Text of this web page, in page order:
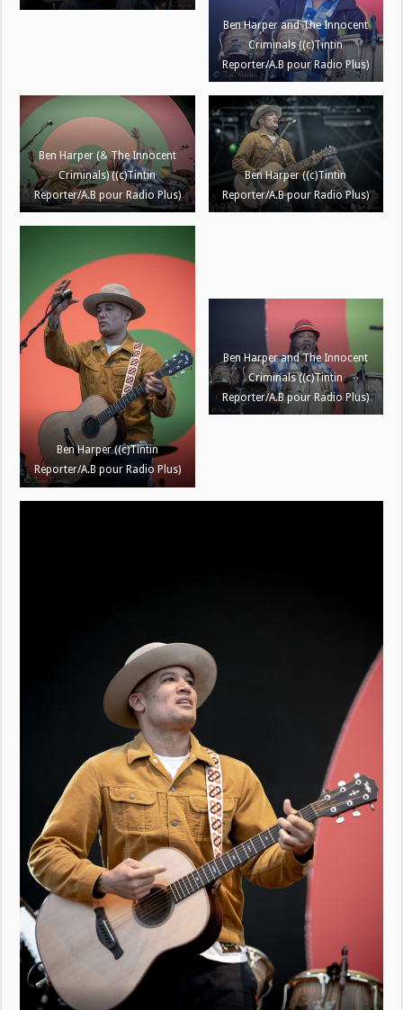
Ben Harper and The Innocent
Criminals ((c)Tintin
Reporter/A.B pour Radio Plus)
Ben Harper (& The Innocent
Criminals) ((c)Tintin
Reporter/A.B pour Radio Plus)
Ben Harper ((c)Tintin
Reporter/A.B pour Radio Plus)
Ben Harper ((c)Tintin
Reporter/A.B pour Radio Plus)
Ben Harper and The Innocent
Criminals ((c)Tintin
Reporter/A.B pour Radio Plus)